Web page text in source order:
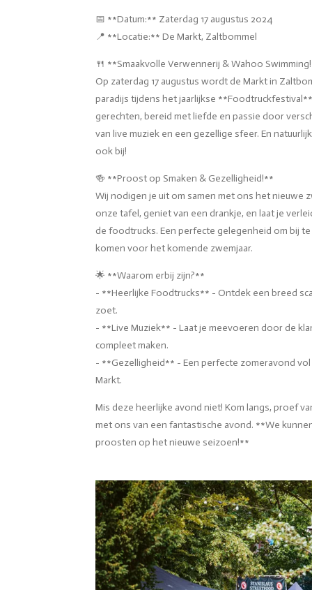
📅 **Datum:** Zaterdag 17 augustus 2024
📍 **Locatie:** De Markt, Zaltbommel
🍴 **Smaakvolle Verwennerij & Wahoo
Op zaterdag 17 augustus wordt de Markt in
paradijs tijdens het jaarlijkse
gerechten, bereid met liefde en passie door
van live muziek en een gezellige sfeer. En
ook bij!
🍻 **Proost op Smaken & Gezelligheid!**
Wij nodigen je uit om samen met ons het nieuwe
onze tafel, geniet van een drankje, en laat je
de foodtrucks. Een perfecte gelegenheid om bij
komen voor het komende zwemjaar.
🌟 **Waarom erbij zijn?**
- **Heerlijke Foodtrucks** - Ontdek een breed
zoet.
- **Live Muziek** - Laat je meevoeren door de
compleet maken.
- **Gezelligheid** - Een perfecte zomeravond
Markt.
Mis deze heerlijke avond niet! Kom langs, proef
met ons van een fantastische avond. **We
proosten op het nieuwe seizoen!**